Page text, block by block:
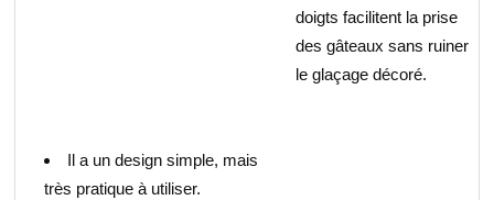
doigts facilitent la prise
des gâteaux sans ruiner
le glaçage décoré.
Il a un design simple, mais
très pratique à utiliser.